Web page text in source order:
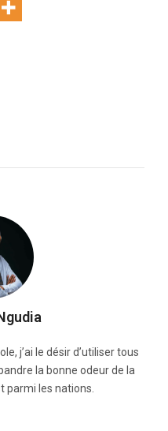
j’ai le désir d’utiliser tous
la bonne odeur de la
parmi les nations.